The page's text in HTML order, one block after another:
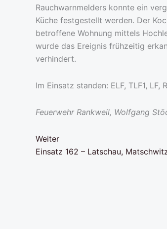
Rauchwarnmelders konnte ein
Küche festgestellt werden. Der
betroffene Wohnung mittels
wurde das Ereignis frühzeitig
verhindert.
Im Einsatz standen: ELF, TLF1,
Feuerwehr Rankweil, Wolfgang
Weiter
Einsatz 162 – Latschau,